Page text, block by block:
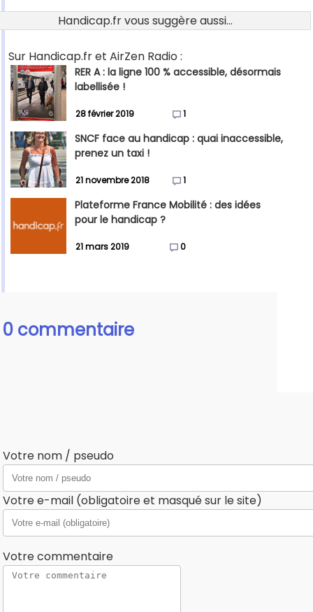
Handicap.fr vous suggère aussi...
Sur Handicap.fr et AirZen Radio :
RER A : la ligne 100 % accessible, désormais
labellisée !
28 février 2019 1
SNCF face au handicap : quai inaccessible,
prenez un taxi !
21 novembre 2018 1
Plateforme France Mobilité : des idées
pour le handicap ?
21 mars 2019 0
0 commentaire
Votre nom / pseudo
Votre e-mail (obligatoire et masqué sur le site)
Votre commentaire